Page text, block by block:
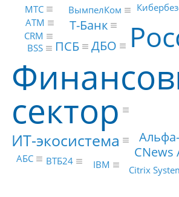
сектор
ИТ-экосистема
ДБО
ПСБ
Т-Банк
CNews
ATM
CRM
АБС ВТБ24 IBM
ВымпелКом
МТС
BSS
Citrix